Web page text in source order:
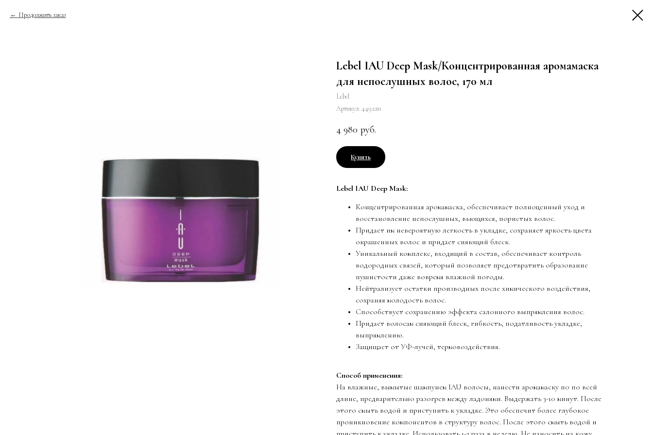
Продолжить заказ
Lebel IAU Deep Mask/Концентрированная аромамаска
для непослушных волос, 170 мл
Lebel
Артикул: 4492лп
4 980 руб.
Купить
Lebel IAU Deep Mask:
Концентрированная аромамаска, обеспечивает полноценный уход и
восстановление непослушных, вьющихся, пористых волос.
Придает им невероятную легкость в укладке, сохраняет яркость цвета
окрашенных волос и придает сияющий блеск.
Уникальный комплекс, входящий в состав, обеспечивает контроль
водородных связей, который позволяет предотвратить образование
пушистости даже вовремя влажной погоды.
Нейтрализует остатки производных после химического воздействия,
сохраняя молодость волос.
Способствует сохранению эффекта салонного выпрямления волос.
Придает волосам сияющий блеск, гибкость, податливость укладке,
выпрямлению.
Защищает от УФ-лучей, термовоздействия.
Способ применения:
На влажные, вымытые шампунем IAU волосы, нанести аромамаску по по всей
длине, предварительно разогрев между ладонями. Выдержать 3-10 минут. После
этого смыть водой и приступить к укладке. Это обеспечит более глубокое
проникновение компонентов в структуру волос. После этого смыть водой и